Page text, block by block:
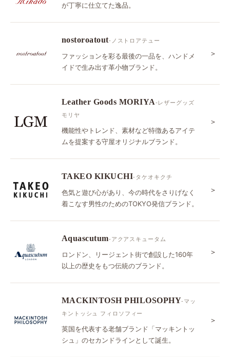
が丁寧に仕立てた逸品。
nostoroatout-ノストロアテュー
ファッションを彩る最後の一品を、ハンドメ
イドで生み出す革小物ブランド。
＞
Leather Goods MORIYA-レザーグッズ
モリヤ
機能性やトレンド、素材など特徴あるアイテ
ムを提案する守屋オリジナルブランド。
＞
TAKEO KIKUCHI-タケオキクチ
色気と遊び心があり、今の時代をさりげなく
着こなす男性のためのTOKYO発信ブランド。
＞
Aquascutum-アクアスキュータム
ロンドン、リージェント街で創設した160年
以上の歴史をもつ伝統のブランド。
＞
MACKINTOSH PHILOSOPHY-マッ
キントッシュ フィロソフィー
英国を代表する老舗ブランド「マッキントッ
シュ」のセカンドラインとして誕生。
＞